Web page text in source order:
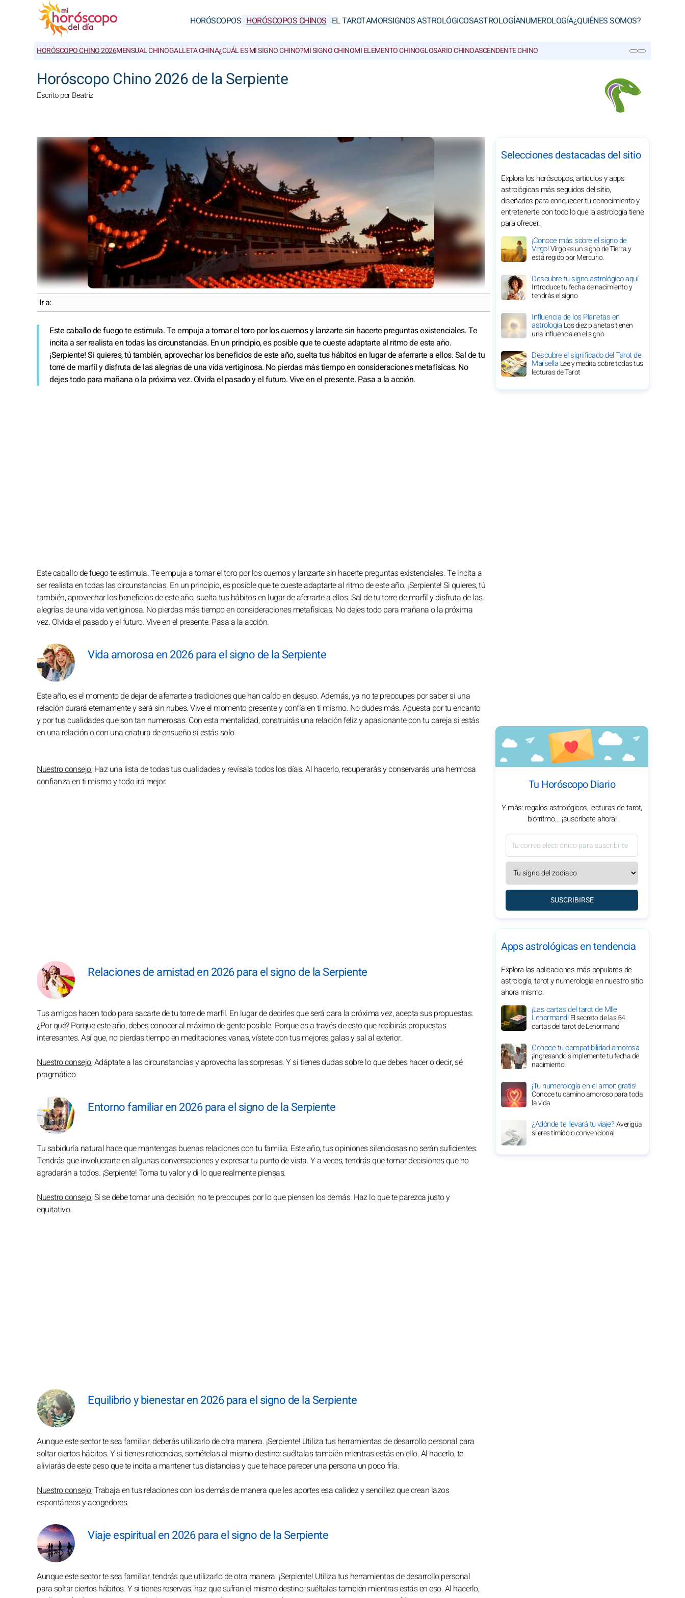
HORÓSCOPOS HORÓSCOPOS CHINOS EL TAROTAMORSIGNOS ASTROLÓGICOSASTROLOGÍANUMEROLOGÍA¿QUIÉNES SOMOS?
HORÓSCOPO CHINO 2026MENSUAL CHINOGALLETA CHINA¿CUÁL ES MI SIGNO CHINO?MI SIGNO CHINOMI ELEMENTO CHINOGLOSARIO CHINOASCENDENTE CHINO
Horóscopo Chino 2026 de la Serpiente
Escrito por Beatriz
Ir a:
Este caballo de fuego te estimula. Te empuja a tomar el toro por los cuernos y lanzarte sin hacerte preguntas existenciales. Te
incita a ser realista en todas las circunstancias. En un principio, es posible que te cueste adaptarte al ritmo de este año.
¡Serpiente! Si quieres, tú también, aprovechar los beneficios de este año, suelta tus hábitos en lugar de aferrarte a ellos. Sal de tu
torre de marfil y disfruta de las alegrías de una vida vertiginosa. No pierdas más tiempo en consideraciones metafísicas. No
dejes todo para mañana o la próxima vez. Olvida el pasado y el futuro. Vive en el presente. Pasa a la acción.
Este caballo de fuego te estimula. Te empuja a tomar el toro por los cuernos y lanzarte sin hacerte preguntas existenciales. Te incita a
ser realista en todas las circunstancias. En un principio, es posible que te cueste adaptarte al ritmo de este año. ¡Serpiente! Si quieres, tú
también, aprovechar los beneficios de este año, suelta tus hábitos en lugar de aferrarte a ellos. Sal de tu torre de marfil y disfruta de las
alegrías de una vida vertiginosa. No pierdas más tiempo en consideraciones metafísicas. No dejes todo para mañana o la próxima
vez. Olvida el pasado y el futuro. Vive en el presente. Pasa a la acción.
Vida amorosa en 2026 para el signo de la Serpiente
Este año, es el momento de dejar de aferrarte a tradiciones que han caído en desuso. Además, ya no te preocupes por saber si una
relación durará eternamente y será sin nubes. Vive el momento presente y confía en ti mismo. No dudes más. Apuesta por tu encanto
y por tus cualidades que son tan numerosas. Con esta mentalidad, construirás una relación feliz y apasionante con tu pareja si estás
en una relación o con una criatura de ensueño si estás solo.
Nuestro consejo:Haz una lista de todas tus cualidades y revísala todos los días. Al hacerlo, recuperarás y conservarás una hermosa
confianza en ti mismo y todo irá mejor.
Relaciones de amistad en 2026 para el signo de la Serpiente
Tus amigos hacen todo para sacarte de tu torre de marfil. En lugar de decirles que será para la próxima vez, acepta sus propuestas.
¿Por qué? Porque este año, debes conocer al máximo de gente posible. Porque es a través de esto que recibirás propuestas
interesantes. Así que, no pierdas tiempo en meditaciones vanas, vístete con tus mejores galas y sal al exterior.
Nuestro consejo:Adáptate a las circunstancias y aprovecha las sorpresas. Y si tienes dudas sobre lo que debes hacer o decir, sé
pragmático.
Entorno familiar en 2026 para el signo de la Serpiente
Tu sabiduría natural hace que mantengas buenas relaciones con tu familia. Este año, tus opiniones silenciosas no serán suficientes.
Tendrás que involucrarte en algunas conversaciones y expresar tu punto de vista. Y a veces, tendrás que tomar decisiones que no
agradarán a todos. ¡Serpiente! Toma tu valor y di lo que realmente piensas.
Nuestro consejo:Si se debe tomar una decisión, no te preocupes por lo que piensen los demás. Haz lo que te parezca justo y
equitativo.
Equilibrio y bienestar en 2026 para el signo de la Serpiente
Aunque este sector te sea familiar, deberás utilizarlo de otra manera. ¡Serpiente! Utiliza tus herramientas de desarrollo personal para
soltar ciertos hábitos. Y si tienes reticencias, somételas al mismo destino: suéltalas también mientras estás en ello. Al hacerlo, te
aliviarás de este peso que te incita a mantener tus distancias y que te hace parecer una persona un poco fría.
Nuestro consejo:Trabaja en tus relaciones con los demás de manera que les aportes esa calidez y sencillez que crean lazos
espontáneos y acogedores.
Viaje espiritual en 2026 para el signo de la Serpiente
Aunque este sector te sea familiar, tendrás que utilizarlo de otra manera. ¡Serpiente! Utiliza tus herramientas de desarrollo personal
para soltar ciertos hábitos. Y si tienes reservas, haz que sufran el mismo destino: suéltalas también mientras estás en eso. Al hacerlo,
Selecciones destacadas del sitio
Explora los horóscopos, artículos y apps
astrológicas más seguidos del sitio,
diseñados para enriquecer tu conocimiento y
entretenerte con todo lo que la astrología tiene
para ofrecer.
¡Conoce más sobre el signo de
Virgo!Virgo es un signo de Tierra y
está regido por Mercurio.
Descubre tu signo astrológico aquí.
Introduce tu fecha de nacimiento y
tendrás el signo
Influencia de los Planetas en
astrología Los diez planetas tienen
una influencia en el signo
Descubre el significado del Tarot de
Marsella Lee y medita sobre todas tus
lecturas de Tarot
Tu Horóscopo Diario
Y más: regalos astrológicos, lecturas de tarot,
biorritmo... ¡suscríbete ahora!
SUSCRIBIRSE
Apps astrológicas en tendencia
Explora las aplicaciones más populares de
astrología, tarot y numerología en nuestro sitio
ahora mismo:
¡Las cartas del tarot de Mlle
Lenormand!El secreto de las 54
cartas del tarot de Lenormand
Conoce tu compatibilidad amorosa
¡Ingresando simplemente tu fecha de
nacimiento!
¡Tu numerología en el amor: gratis!
Conoce tu camino amoroso para toda
la vida
¿Adónde te llevará tu viaje?Averigüa
si eres tímido o convencional